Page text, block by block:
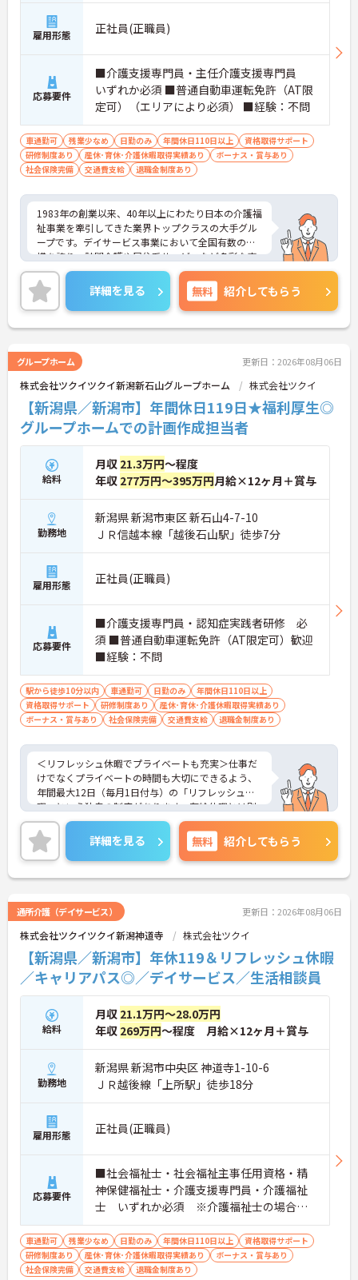
・毎月付与されるリフレッシュ休暇を活用し連休の
取得も可能でプライベートの時間もしっかりと確保
暇や育休取得実績など子育てと両立しやすい制度が
充実しています
未経験やブランクがある方も安心です】
・困難事例があった際も主任ケアマネジャーと情報
共有やケース検討ができ必要に応じて同行訪問など
のサポートを受けられます
・一人ひとりの仕事量や状況に合わせて管理者が新
規の受け入れを調整するため業務過多にならず無理
なく働けます
・公的資格取得・自己啓発支援制度が整っており働
きながらケアマネジャーとしてのさらなるスキルア
ップを目指せます
【賞与過去実績最大105万円◎大手法人ならではの
充実した待遇や福利厚生が魅力です】
還元されます
・勤続3年以上で対象となる退職金制度や宿泊費補
助などが受けられる独自の福利厚生制度ツクイPLUS
を完備しています
・社内規定の範囲内で髪色や髪型をはじめネイルや
まつげエクステが自由であり個性を大切にしながら
自分らしく働けます
雇用形態 正社員(正職員)
応募要件
■介護支援専門員・主任介護支援専門員
いずれか必須 ■普通自動車運転免許（AT限
定可）（エリアにより必須） ■経験：不問
車通勤可 残業少なめ 日勤のみ 年間休日110日以上
資格取得サポート
研修制度あり
産休･育休･介護休暇取得実績あり
ボーナス・賞与あり
社会保険完備
交通費支給 退職金制度あり
1983年の創業以来、40年以上にわたり日本の介護福
祉事業を牽引してきた業界トップクラスの大手グル
ープです。デイサービス事業において全国有数の規
模を誇り、訪問介護や居住系サービスなど多彩な事
業を展開することで、地域のあらゆるニーズにワン
ストップで応える体制を確立しています。ダイバー
シティ経営を積極的に推進し、多様な人材が能力を
発揮できる職場環境の構築に注力している点も大き
な特色です。また、大規模災害を見据えたBCP（事
ンの運用など、お客様と従業員の双方を守るリスク
マネジメントも徹底されています。今後は、ご家族
がオンラインで情報を確認できるシステムや、AIを
活用した相談サービスの導入など、IT技術を積極的
に取り入れ、在宅生活の質の向上と従業員の業務効
率化を両立する次世代型の介護サービスを追求して
いく方針です。安定した事業基盤と革新への意欲を
併せ持つ、長期的なキャリア形成に最適な法人で
す。
★おすすめPOINT★
・基本土日休みをベースとした週休2日制に加え、
月1回のリフレッシュ休暇が用意されています。ま
た、未就学児をお持ちの方にはこども休暇が付与さ
活用し、ご自身の生活を大切にしながら働き続ける
ことができます。
・実務未経験の方も安心できるよう、専任の指導担
当者によるOJT研修や、段階に応じたオンライン・
階層別研修が用意されています。40年以上の歴史を
持つ大手法人のノウハウを吸収しながら、着実に専
門職としてのキャリアを広げていくことが可能で
す。
・独自の福利厚生制度「ツクイPLUS」により、結
婚・出生・入学時の給付金（5,000円～2万円）や、
年1回7,000円の宿泊費補助、最大1万円のヘルスチ
ェック補助など、従業員の生活を豊かにするサポー
トが充実しています。また、扶養手当（配偶者1万
円、満18歳未満の子5千円）やプラン数に応じた手
当が支給されるほか、退職金制度（勤続3年以上）
や自己啓発支援制度も完備されており、長期的な生
活設計を描きやすい環境です。
詳細を見る 無料 紹介してもらう
グループホーム 更新日：2026年08月06日
株式会社ツクイツクイ新潟新石山グループホーム 株式会社ツクイ
【新潟県／新潟市】年間休日119日★福利厚生◎
グループホームでの計画作成担当者
給料
月収 21.3万円～程度
年収 277万円～395万円月給×12ヶ月＋賞与
勤務地
新潟県 新潟市東区 新石山4-7-10
ＪＲ信越本線「越後石山駅」徒歩7分
雇用形態 正社員(正職員)
応募要件
■介護支援専門員・認知症実践者研修 必
須 ■普通自動車運転免許（AT限定可）歓迎
■経験：不問
駅から徒歩10分以内 車通勤可 日勤のみ
年間休日110日以上
資格取得サポート
研修制度あり
産休･育休･介護休暇取得実績あり
ボーナス・賞与あり
社会保険完備 交通費支給 退職金制度あり
＜リフレッシュ休暇でプライベートも充実＞仕事だ
けでなくプライベートの時間も大切にできるよう、
年間最大12日（毎月1日付与）の「リフレッシュ休
暇」という独自の制度があります。有給休暇とは別
に付与されるため、これらを組み合わせて連休を取
得し、旅行や趣味を楽しむスタッフも多くいます。
＜多彩なキャリアパス！あなたの挑戦を応援します
＞全国に事業を展開する大手企業の同社だからこ
そ、描けるキャリアは無限大です。管理職を目指す
目標に合わせた成長を会社がバックアップします。
資格取得支援制度や研修制度も充実しており、働き
ながらスキルアップが可能。また、希望があれば異
なるサービス種別へのキャリアチェンジにも挑戦で
きます。
詳細を見る 無料 紹介してもらう
通所介護（デイサービス） 更新日：2026年08月06日
株式会社ツクイツクイ新潟神道寺 株式会社ツクイ
【新潟県／新潟市】年休119＆リフレッシュ休暇
／キャリアパス◎／デイサービス／生活相談員
給料
月収 21.1万円～28.0万円
年収 269万円～程度 月給×12ヶ月＋賞与
勤務地
新潟県 新潟市中央区 神道寺1-10-6
ＪＲ越後線「上所駅」徒歩18分
雇用形態 正社員(正職員)
応募要件
■社会福祉士・社会福祉主事任用資格・精
神保健福祉士・介護支援専門員・介護福祉
士 いずれか必須 ※介護福祉士の場合、
介護保険サービス事業所において、介護職
員として常勤で5年以上の勤務実績がある者
（合算、通算可） ■経験：相談員業務経験
（年数問わず）
車通勤可 残業少なめ 日勤のみ 年間休日110日以上
資格取得サポート
研修制度あり
産休･育休･介護休暇取得実績あり
ボーナス・賞与あり
社会保険完備
交通費支給 退職金制度あり